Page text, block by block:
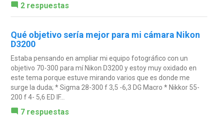
2 respuestas
Qué objetivo sería mejor para mi cámara Nikon
D3200
Estaba pensando en ampliar mi equipo fotográfico con un
objetivo 70-300 para mí Nikon D3200 y estoy muy oxidado en
este tema porque estuve mirando varios que es donde me
surge la duda; * Sigma 28-300 f 3,5 -6,3 DG Macro * Nikkor 55-
200 f 4- 5,6 ED IF...
7 respuestas